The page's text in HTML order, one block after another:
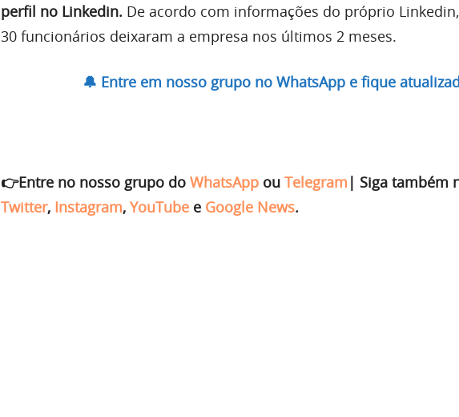
perfil no Linkedin. De acordo com informações do próprio
30 funcionários deixaram a empresa nos últimos 2 meses.
🔔 Entre em nosso grupo no WhatsApp e fique
👉Entre no nosso grupo do WhatsApp ou Telegram | Siga também
Twitter, Instagram, YouTube e Google News.